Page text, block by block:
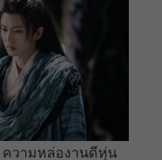
ความหล่องานดีหุ่น